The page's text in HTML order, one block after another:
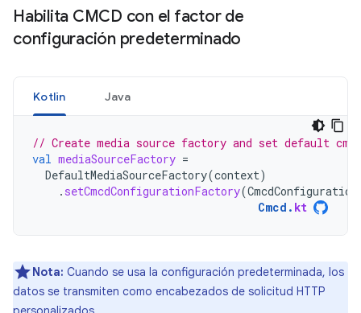
Habilita CMCD con el factor de
configuración predeterminado
Kotlin Java
// Create media source factory and set default
val mediaSourceFactory =
DefaultMediaSourceFactory(context)
. setCmcdConfigurationFactory(CmcdConfiguration
Cmcd . kt
Nota: Cuando se usa la configuración predeterminada, los
datos se transmiten como encabezados de solicitud HTTP